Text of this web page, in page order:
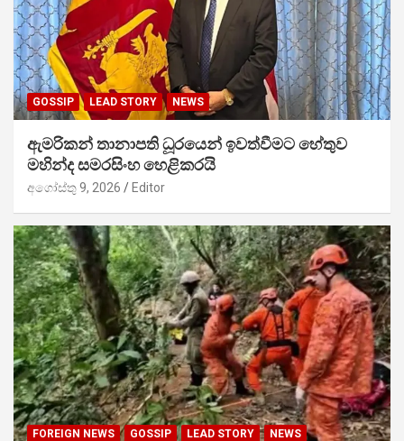
GOSSIP LEAD STORY NEWS
ඇමරිකන් තානාපති ධූරයෙන් ඉවත්වීමට හේතුව
මහින්ද සමරසිංහ හෙළිකරයි
අගෝස්තු 9, 2026 Editor
FOREIGN NEWS GOSSIP LEAD STORY NEWS